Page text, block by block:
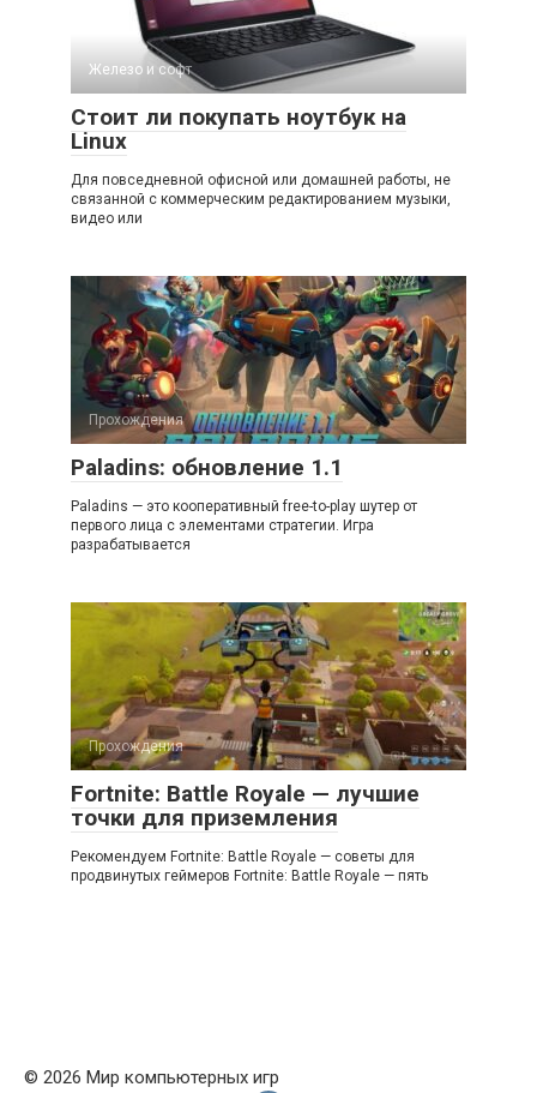
Железо и софт
Стоит ли покупать ноутбук на
Linux
Для повседневной офисной или домашней работы, не
связанной с коммерческим редактированием музыки,
видео или
Прохождения
Paladins: обновление 1.1
Paladins — это кооперативный free-to-play шутер от
первого лица с элементами стратегии. Игра
разрабатывается
Прохождения
Fortnite: Battle Royale — лучшие
точки для приземления
Рекомендуем Fortnite: Battle Royale — советы для
продвинутых геймеров Fortnite: Battle Royale — пять
© 2026 Мир компьютерных игр